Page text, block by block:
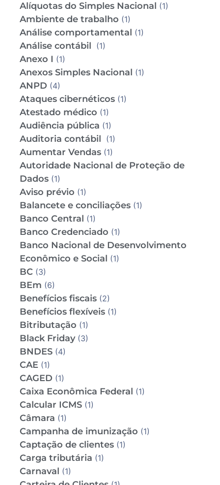
Alíquotas do Simples Nacional (1)
Ambiente de trabalho (1)
Análise comportamental (1)
Análise contábil (1)
Anexo I (1)
Anexos Simples Nacional (1)
ANPD (4)
Ataques cibernéticos (1)
Atestado médico (1)
Audiência pública (1)
Auditoria contábil (1)
Aumentar Vendas (1)
Autoridade Nacional de Proteção de
Dados (1)
Aviso prévio (1)
Balancete e conciliações (1)
Banco Central (1)
Banco Credenciado (1)
Banco Nacional de Desenvolvimento
Econômico e Social (1)
BC (3)
BEm (6)
Benefícios fiscais (2)
Benefícios flexíveis (1)
Bitributação (1)
Black Friday(3)
BNDES (4)
CAE (1)
CAGED (1)
Caixa Econômica Federal (1)
Calcular ICMS (1)
Câmara (1)
Campanha de imunização (1)
Captação de clientes (1)
Carga tributária (1)
Carnaval (1)